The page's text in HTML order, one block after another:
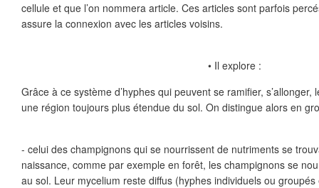
cellule et que l’on nommera article. Ces articles sont parfois
assure la connexion avec les articles voisins.
• Il explore :
Grâce à ce système d’hyphes qui peuvent se ramiﬁer,
une région toujours plus étendue du sol. On distingue alors en
- celui des champignons qui se nourrissent de nutriments se
naissance, comme par exemple en forêt, les champignons se
au sol. Leur mycelium reste diﬀus (hyphes individuels ou